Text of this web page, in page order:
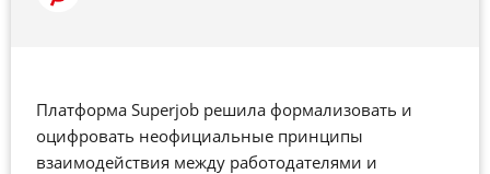
Платформа Superjob решила формализовать и
оцифровать неофициальные принципы
взаимодействия между работодателями и